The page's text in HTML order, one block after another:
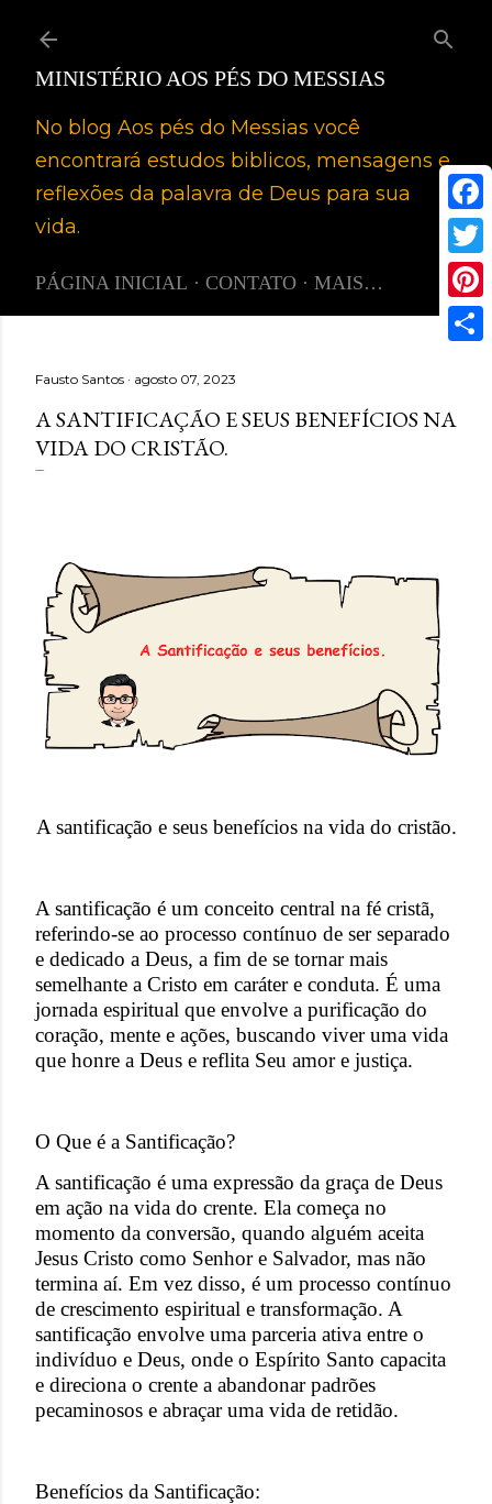
MINISTÉRIO AOS PÉS DO MESSIAS
No blog Aos pés do Messias você
encontrará estudos biblicos, mensagens e
reflexões da palavra de Deus para sua
vida.
PÁGINA INICIAL CONTATO MAIS…
P
ta
Fausto Santos agosto 07, 2023
A SANTIFICAÇÃO E SEUS BENEFÍCIOS NA
VIDA DO CRISTÃO.
A santificação e seus benefícios na vida do cristão.
A santificação é um conceito central na fé cristã,
referindo-se ao processo contínuo de ser separado
e dedicado a Deus, a fim de se tornar mais
semelhante a Cristo em caráter e conduta. É uma
jornada espiritual que envolve a purificação do
coração, mente e ações, buscando viver uma vida
que honre a Deus e reflita Seu amor e justiça.
O Que é a Santificação?
A santificação é uma expressão da graça de Deus
em ação na vida do crente. Ela começa no
momento da conversão, quando alguém aceita
Jesus Cristo como Senhor e Salvador, mas não
termina aí. Em vez disso, é um processo contínuo
de crescimento espiritual e transformação. A
santificação envolve uma parceria ativa entre o
indivíduo e Deus, onde o Espírito Santo capacita
e direciona o crente a abandonar padrões
pecaminosos e abraçar uma vida de retidão.
Benefícios da Santificação: